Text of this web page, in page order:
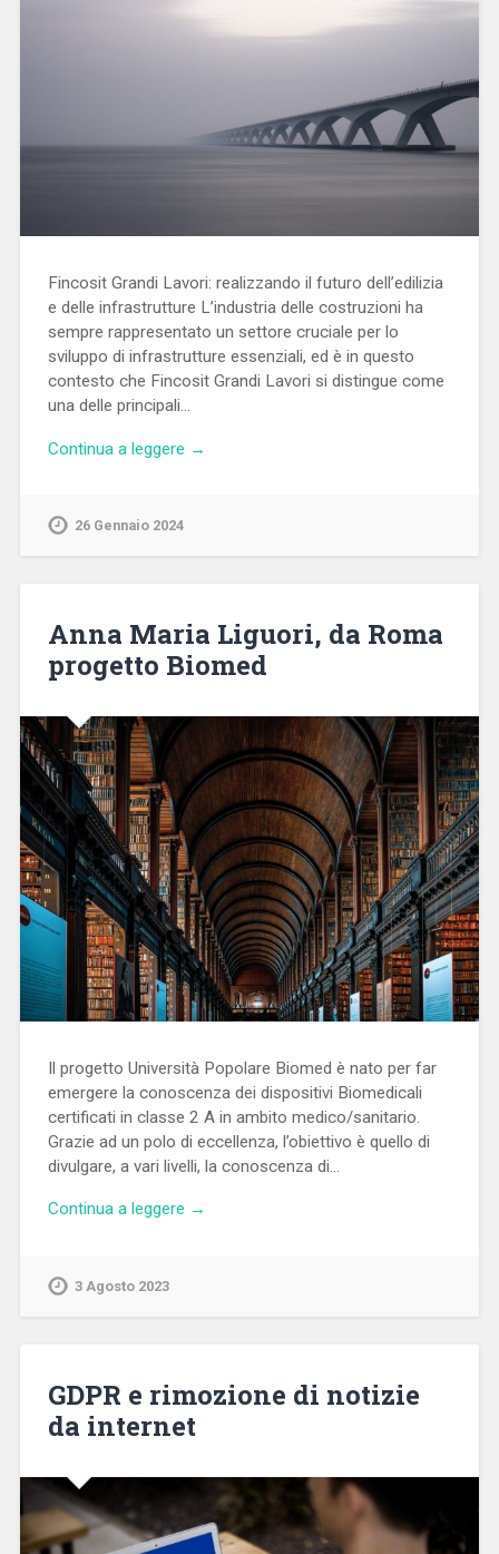
Fincosit Grandi Lavori: realizzando il futuro dell’edilizia
e delle infrastrutture L’industria delle costruzioni ha
sempre rappresentato un settore cruciale per lo
sviluppo di infrastrutture essenziali, ed è in questo
contesto che Fincosit Grandi Lavori si distingue come
una delle principali…
Continua a leggere →
26 Gennaio 2024
Anna Maria Liguori, da Roma
progetto Biomed
Il progetto Università Popolare Biomed è nato per far
emergere la conoscenza dei dispositivi Biomedicali
certificati in classe 2 A in ambito medico/sanitario.
Grazie ad un polo di eccellenza, l’obiettivo è quello di
divulgare, a vari livelli, la conoscenza di…
Continua a leggere →
3 Agosto 2023
GDPR e rimozione di notizie
da internet